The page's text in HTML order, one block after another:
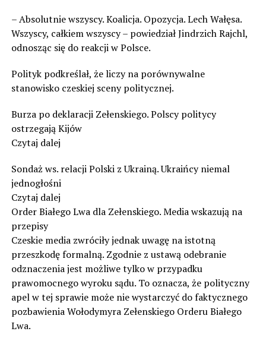
– Absolutnie wszyscy. Koalicja. Opozycja. Lech Wałęsa.
Wszyscy, całkiem wszyscy – powiedział Jindrzich Rajchl,
odnosząc się do reakcji w Polsce.
Polityk podkreślał, że liczy na porównywalne
stanowisko czeskiej sceny politycznej.
Burza po deklaracji Zełenskiego. Polscy politycy
ostrzegają Kijów
Czytaj dalej
Sondaż ws. relacji Polski z Ukrainą. Ukraińcy niemal
jednogłośni
Czytaj dalej
Order Białego Lwa dla Zełenskiego. Media wskazują na
przepisy
Czeskie media zwróciły jednak uwagę na istotną
przeszkodę formalną. Zgodnie z ustawą odebranie
odznaczenia jest możliwe tylko w przypadku
prawomocnego wyroku sądu. To oznacza, że polityczny
apel w tej sprawie może nie wystarczyć do faktycznego
pozbawienia Wołodymyra Zełenskiego Orderu Białego
Lwa.